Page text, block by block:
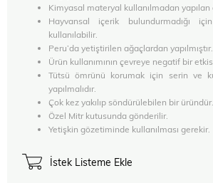
Kimyasal materyal kullanılmadan
Hayvansal içerik bulundurmadığı
kullanılabilir.
Peru’da yetiştirilen ağaçlardan yapılmıştır.
Ürün kullanımının çevreye negatif bir
Tütsü ömrünü korumak için serin ve
yapılmalıdır.
Çok kez yakılıp söndürülebilen bir üründür.
Özel Mitr kutusunda gönderilir.
Yetişkin gözetiminde kullanılması gerekir.
İstek Listeme Ekle